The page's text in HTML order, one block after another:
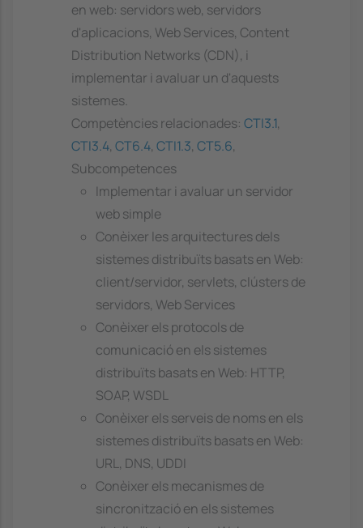
en web: servidors web, servidors
d'aplicacions, Web Services, Content
Distribution Networks (CDN), i
implementar i avaluar un d'aquests
sistemes.
Competències relacionades: CTI3.1,
CTI3.4, CT6.4, CTI1.3, CT5.6,
Subcompetences
Implementar i avaluar un servidor
web simple
Conèixer les arquitectures dels
sistemes distribuïts basats en Web:
client/servidor, servlets, clústers de
servidors, Web Services
Conèixer els protocols de
comunicació en els sistemes
distribuïts basats en Web: HTTP,
SOAP, WSDL
Conèixer els serveis de noms en els
sistemes distribuïts basats en Web:
URL, DNS, UDDI
Conèixer els mecanismes de
sincronització en els sistemes